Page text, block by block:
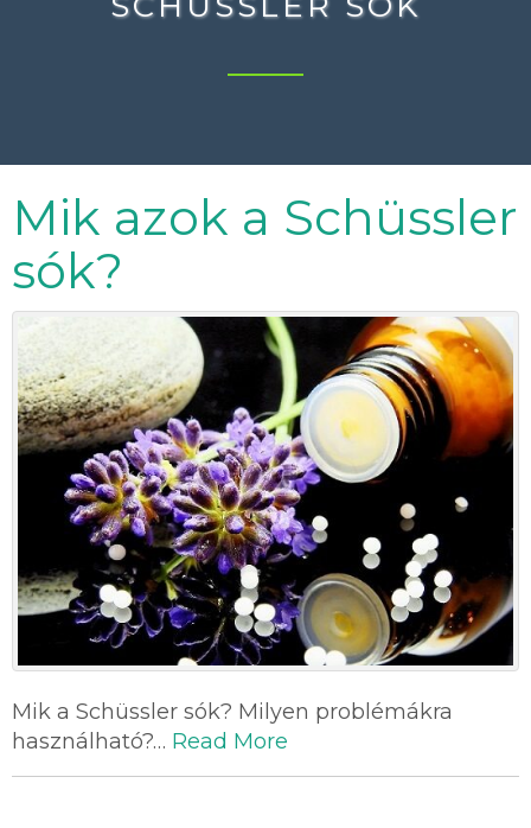
Mik azok a Schüssler
sók?
Mik a Schüssler sók? Milyen problémákra
használható?… Read More